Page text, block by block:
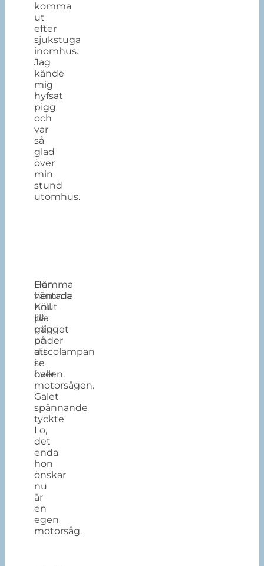
komma
ut
efter
sjukstuga
inomhus.
Jag
kände
mig
hyfsat
pigg
och
var
så
glad
över
min
stund
utomhus.
Hemma
väntade
Knut
på
mig
under
discolampan
i
hallen.
Där
hemma
höll
lilla
gänget
på
att
se
över
motorsågen.
Galet
spännande
tyckte
Lo,
det
enda
hon
önskar
nu
är
en
egen
motorsåg.